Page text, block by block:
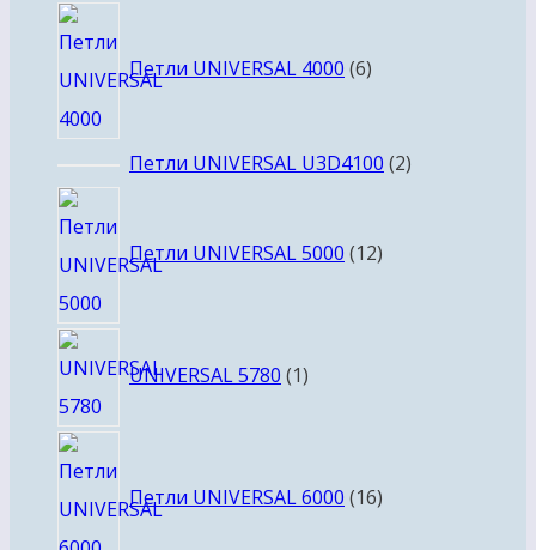
Петли UNIVERSAL 4000 6товаров
Петли UNIVERSAL U3D4100 22
Петли UNIVERSAL 5000 12товаров
UNIVERSAL 5780 1товар
Петли UNIVERSAL 6000 16товаров